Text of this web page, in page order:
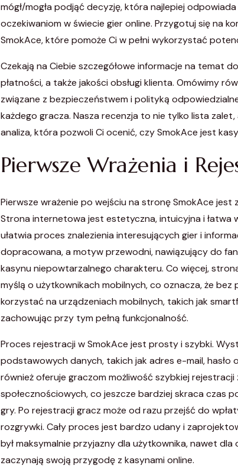
mógł/mogła podjąć decyzję, która najlepiej
oczekiwaniom w świecie gier online. Przygotuj się na
SmokAce, które pomoże Ci w pełni wykorzystać
Czekają na Ciebie szczegółowe informacje na temat
płatności, a także jakości obsługi klienta. Omówimy
związane z bezpieczeństwem i polityką
każdego gracza. Nasza recenzja to nie tylko lista
analiza, która pozwoli Ci ocenić, czy SmokAce jest
Pierwsze Wrażenia i
Pierwsze wrażenie po wejściu na stronę SmokAce
Strona internetowa jest estetyczna, intuicyjna i łatwa
ułatwia proces znalezienia interesujących gier i
dopracowana, a motyw przewodni, nawiązujący do
kasynu niepowtarzalnego charakteru. Co więcej,
myślą o użytkownikach mobilnych, co oznacza, że bez
korzystać na urządzeniach mobilnych, takich jak
zachowując przy tym pełną funkcjonalność.
Proces rejestracji w SmokAce jest prosty i szybki.
podstawowych danych, takich jak adres e-mail, hasło
również oferuje graczom możliwość szybkiej
społecznościowych, co jeszcze bardziej skraca czas
gry. Po rejestracji gracz może od razu przejść do
rozgrywki. Cały proces jest bardzo udany i
był maksymalnie przyjazny dla użytkownika, nawet
zaczynają swoją przygodę z kasynami online.